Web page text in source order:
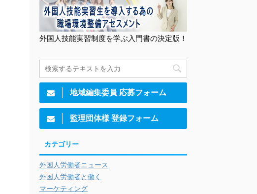
外国人技能実習制度を学ぶ入門書の決定版！
地域編集委員 応募フォーム
監理団体様 登録フォーム
カテゴリー
外国人労働者ニュース
外国人労働者と働く
マーケティング